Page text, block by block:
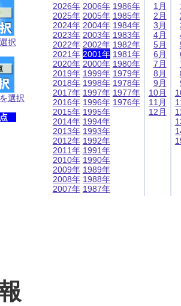
択
選択
2026年
2025年
2024年
2023年
2022年
2021年
2020年
2019年
2018年
2017年
2016年
2015年
2014年
2013年
2012年
2011年
2010年
2009年
2008年
2007年
2006年
2005年
2004年
2003年
2002年
2001年
2000年
1999年
1998年
1997年
1996年
1995年
1994年
1993年
1992年
1991年
1990年
1989年
1988年
1987年
1986年
1985年
1984年
1983年
1982年
1981年
1980年
1979年
1978年
1977年
1976年
1月
2月
3月
4月
5月
6月
7月
8月
9月
10月
11月
12月